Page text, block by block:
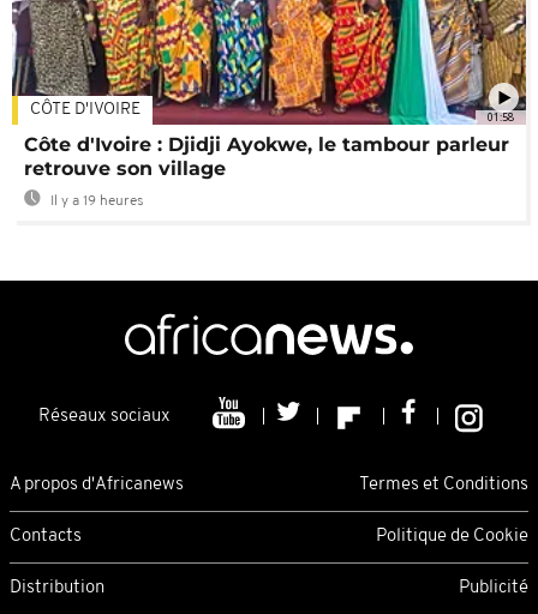
01:58
CÔTE D'IVOIRE
Côte d'Ivoire : Djidji Ayokwe, le tambour parleur
retrouve son village
Il y a 19 heures
Réseaux sociaux
A propos d'Africanews Termes et Conditions
Contacts Politique de Cookie
Distribution Publicité